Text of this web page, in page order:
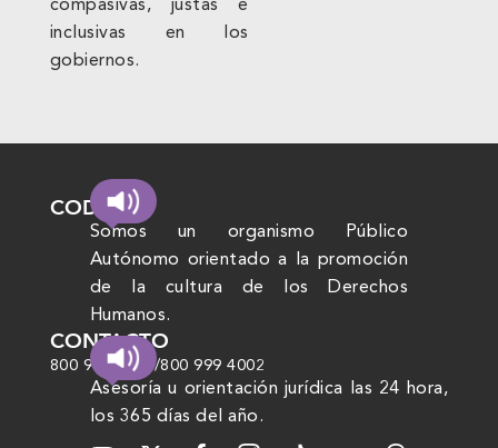
compasivas, justas e
inclusivas en los
gobiernos.
CODHEM
Somos un organismo Público
Autónomo orientado a la promoción
de la cultura de los Derechos
Humanos.
CONTACTO
800 999 4000/800 999 4002
Asesoría u orientación jurídica las 24 hora,
los 365 días del año.